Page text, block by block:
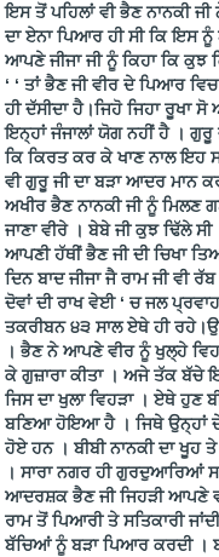
ਇਸ ਤੋਂ ਪਹਿਲਾਂ ਵੀ ਭੈਣ ਨਾਨਕੀ
ਦਾ ਏਨਾ ਪਿਆਰ ਹੀ ਸੀ ਕਿ ਇਸ
ਆਪਣੇ ਜੀਜਾ ਜੀ ਨੂੰ ਕਿਹਾ ਕਿ ਕੁਝ
‘ ‘ ਤਾਂ ਭੈਣ ਜੀ ਵੀਰ ਦੇ ਪਿਆਰ
ਹੀ ਦੱਸੀਦਾ ਹੈ।ਜਿਹੋ ਜਿਹਾ ਰੂਖਾ
ਇਨ੍ਹਾਂ ਜੰਜਾਲਾਂ ਯੋਗ ਨਹੀਂ ਹੈ । ਗੁਰੂ
ਕਿ ਕਿਰਤ ਕਰ ਕੇ ਖਾਣ ਨਾਲ ਇਹ
ਵੀ ਗੁਰੂ ਜੀ ਦਾ ਬੜਾ ਆਦਰ ਮਾਨ
ਅਖੀਰ ਭੈਣ ਨਾਨਕੀ ਜੀ ਨੂੰ ਮਿਲਣ
ਜਾਣਾ ਵੀਰੇ । ਬੇਬੇ ਜੀ ਕੁਝ ਢਿੱਲੇ
ਆਪਣੀ ਹੱਥੀਂ ਭੈਣ ਜੀ ਦੀ ਚਿਖਾ
ਦਿਨ ਬਾਦ ਜੀਜਾ ਜੈ ਰਾਮ ਜੀ ਵੀ
ਦੋਵਾਂ ਦੀ ਰਾਖ ਵੇਈ ‘ ਚ ਜਲ
ਤਕਰੀਬਨ ੪੩ ਸਾਲ ਏਥੇ ਹੀ
। ਭੈਣ ਨੇ ਆਪਣੇ ਵੀਰ ਨੂੰ ਖੁਲ੍ਹੇ
ਕੇ ਗੁਜ਼ਾਰਾ ਕੀਤਾ । ਅਜੇ ਤੱਕ ਬੱਚੇ
ਜਿਸ ਦਾ ਖੁਲਾ ਵਿਹੜਾ । ਏਥੇ ਹੁਣ
ਬਣਿਆ ਹੋਇਆ ਹੈ । ਜਿਥੇ ਉਨ੍ਹਾਂ
ਹੋਏ ਹਨ । ਬੀਬੀ ਨਾਨਕੀ ਦਾ ਖੂਹ
। ਸਾਰਾ ਨਗਰ ਹੀ ਗੁਰਦੁਆਰਿਆਂ
ਆਦਰਸ਼ਕ ਭੈਣ ਜੀ ਜਿਹੜੀ ਆਪਣੇ
ਰਾਮ ਤੋਂ ਪਿਆਰੀ ਤੇ ਸਤਿਕਾਰੀ
ਬੱਚਿਆਂ ਨੂੰ ਬੜਾ ਪਿਆਰ ਕਰਦੀ ।